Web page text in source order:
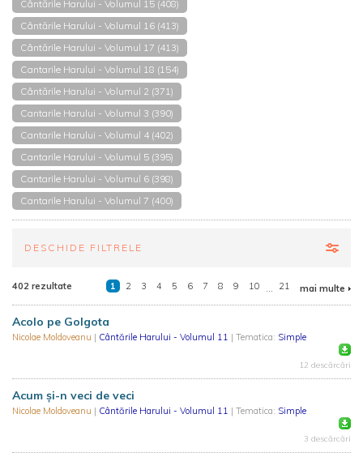
Cântările Harului - Volumul 15 (408)
Cântările Harului - Volumul 16 (413)
Cântările Harului - Volumul 17 (413)
Cantarile Harului - Volumul 18 (154)
Cântările Harului - Volumul 2 (371)
Cantarile Harului - Volumul 3 (390)
Cantarile Harului - Volumul 4 (402)
Cantarile Harului - Volumul 5 (395)
Cantarile Harului - Volumul 6 (398)
Cantarile Harului - Volumul 7 (400)
DESCHIDE FILTRELE
402 rezultate 1 2 3 4 5 6 7 8 9 10 ... 21 mai multe
Acolo pe Golgota
Nicolae Moldoveanu | Cântările Harului - Volumul 11 | Tematica: Simple
12 descărcări
Acum şi-n veci de veci
Nicolae Moldoveanu | Cântările Harului - Volumul 11 | Tematica: Simple
3 descărcări